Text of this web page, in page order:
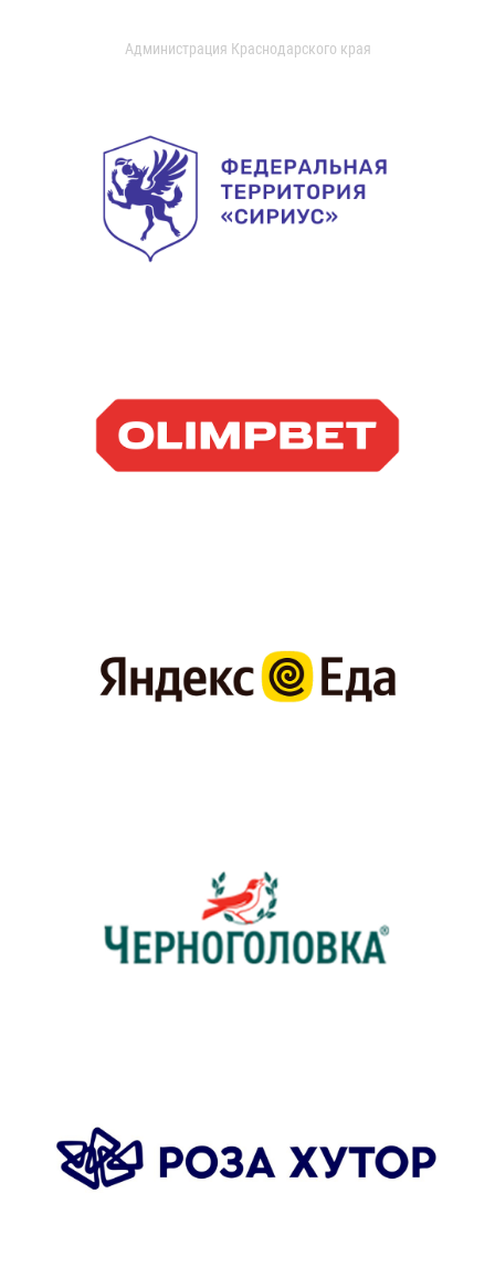
Администрация Краснодарского края